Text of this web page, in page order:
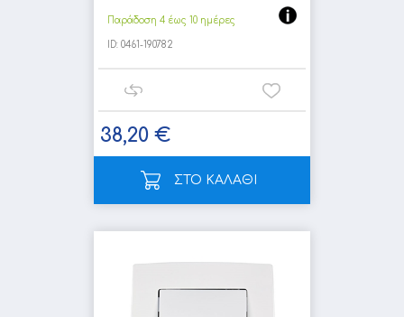
Παράδοση 4 έως 10 ημέρες
ID: 0461-190782
38,20 €
ΣΤΟ ΚΑΛΑΘΙ